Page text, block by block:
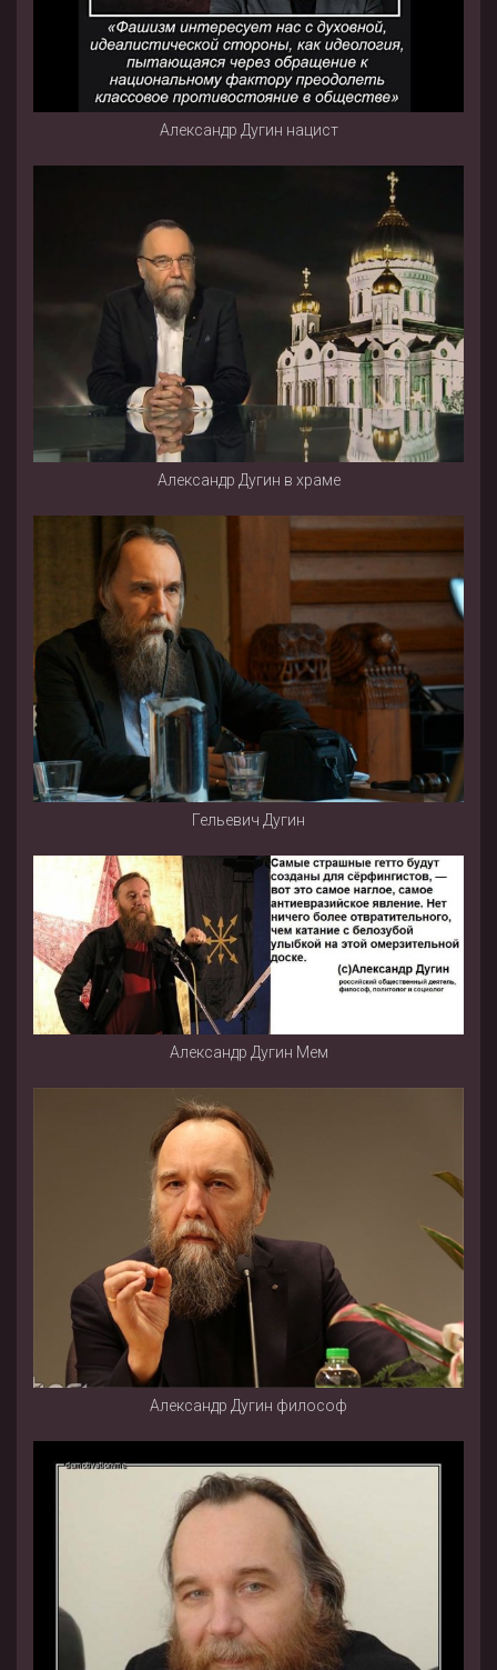
Александр Дугин нацист
Александр Дугин в храме
Гельевич Дугин
Александр Дугин Мем
Александр Дугин философ